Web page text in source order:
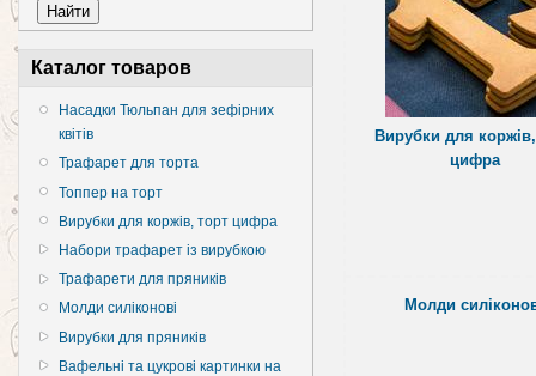
Каталог товаров
Насадки Тюльпан для зефірних
квітів
Трафарет для торта
Топпер на торт
Вирубки для коржів, торт цифра
Набори трафарет із вирубкою
Трафарети для пряників
Молди силіконові
Вирубки для пряників
Вафельні та цукрові картинки на
Вирубки для
цифра
Молди